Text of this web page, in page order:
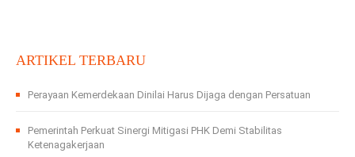
ARTIKEL TERBARU
Perayaan Kemerdekaan Dinilai Harus Dijaga dengan Persatuan
Pemerintah Perkuat Sinergi Mitigasi PHK Demi Stabilitas
Ketenagakerjaan